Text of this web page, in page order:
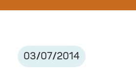
03/07/2014